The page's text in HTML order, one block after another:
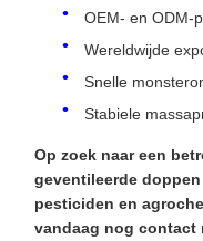
OEM- en ODM-
Wereldwijde
Snelle
Stabiele
Op zoek naar een
geventileerde
pesticiden en
vandaag nog contact